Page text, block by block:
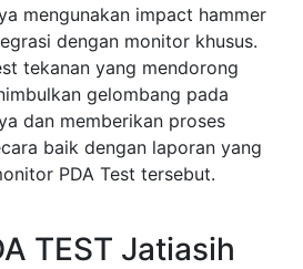
mengunakan impact hammer
dengan monitor khusus.
tekanan yang mendorong
gelombang pada
dan memberikan proses
baik dengan laporan yang
PDA Test tersebut.
TEST Jatiasih